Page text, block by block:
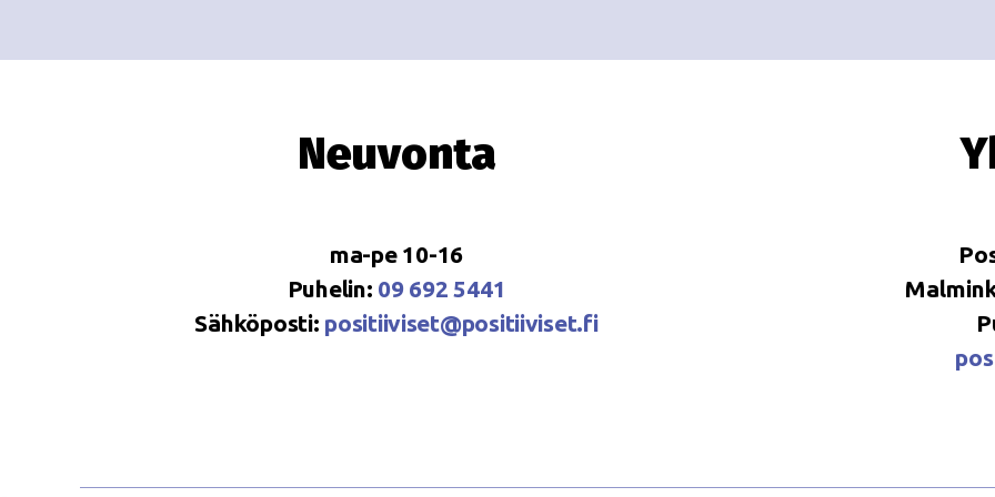
Neuvonta
ma-pe 10-16
Puhelin: 09 692 5441
Sähköposti: positiiviset@positiiviset.fi